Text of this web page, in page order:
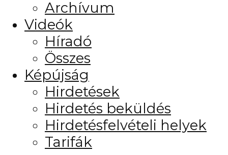
Archívum
Videók
Híradó
Összes
Képújság
Hirdetések
Hirdetés beküldés
Hirdetésfelvételi helyek
Tarifák